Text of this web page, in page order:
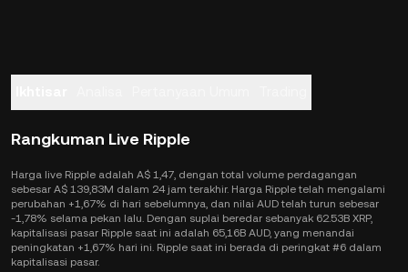
Rangkuman Live Ripple
Harga live Ripple adalah A$ 1,47, dengan total volume perdagangan
sebesar A$ 139,83M dalam 24 jam terakhir. Harga Ripple telah mengalami
perubahan +1,67% di hari sebelumnya, dan nilai AUD telah turun sebesar
-1,78% selama pekan lalu. Dengan suplai beredar sebanyak 62.53B XRP,
kapitalisasi pasar Ripple saat ini adalah 65,16B AUD, yang menandai
peningkatan +1,67% hari ini. Ripple saat ini berada di peringkat #6 dalam
kapitalisasi pasar.